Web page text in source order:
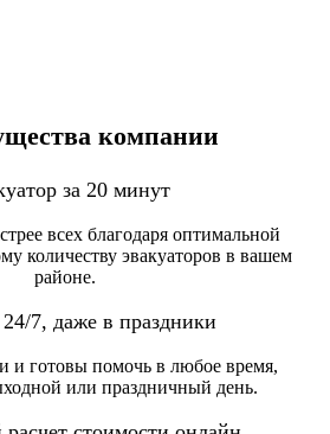
компании
за 20 минут
всех благодаря оптимальной
количеству эвакуаторов в вашем
районе.
7, даже в праздники
и готовы помочь в любое время,
или праздничный день.